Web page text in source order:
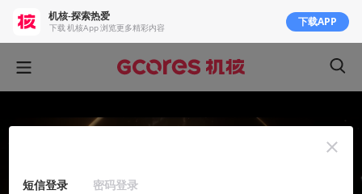
机核-探索热爱
下载 机核App 浏览更多精彩内容 下载APP
短信登录 密码登录